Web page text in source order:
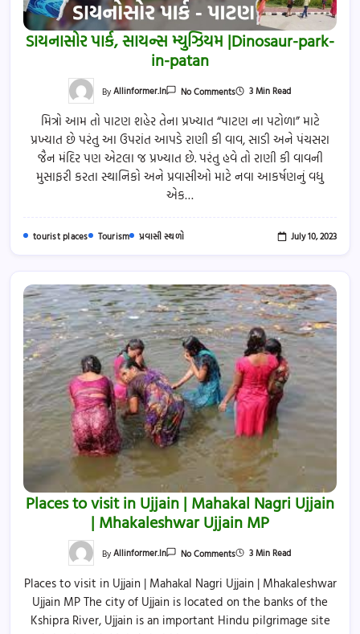
ડાયનાસોર પાર્ક, સાયન્સ મ્યુઝિયમ |Dinosaur-park-
in-patan
ByAllinformer.in No CommentsOn
ડાયનાસોર
સાયન્સ
|Dinosaur-
Park-
In-
Patan
3 Min Read
મિત્રો આમ તો પાટણ શહેર તેના પ્રખ્યાત “પાટણ ના પટોળા” માટે
પ્રખ્યાત છે પરંતુ આ ઉપરાંત આપડે રાણી કી વાવ, સાડી અને પંચસરા
જૈન મંદિર પણ એટલા જ પ્રખ્યાત છે. પરંતુ હવે તો રાણી કી વાવની
મુસાફરી કરતા સ્થાનિકો અને પ્રવાસીઓ માટે નવા આકર્ષણનું વધુ
એક…
tourist places Tourism પ્રવાસી સ્થળો July 10, 2023
Places to visit in Ujjain | Mahakal Nagri Ujjain
| Mhakaleshwar Ujjain MP
ByAllinformer.in No CommentsOn
Places
Visit
In
Ujjain
Mahakal
3 Min Read
Places to visit in Ujjain | Mahakal Nagri Ujjain | Mhakaleshwar
Ujjain MP The city of Ujjain is located on the banks of the
Kshipra River, Ujjain is an important Hindu pilgrimage site